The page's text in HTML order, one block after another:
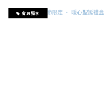
會員獨享